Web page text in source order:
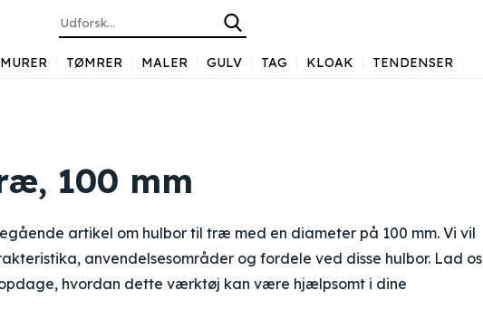
MURER TØMRER MALER GULV TAG KLOAK TENDENSER
100 mm
artikel om hulbor til træ med en diameter på 100 mm. Vi vil
anvendelsesområder og fordele ved disse hulbor. Lad os
hvordan dette værktøj kan være hjælpsomt i dine